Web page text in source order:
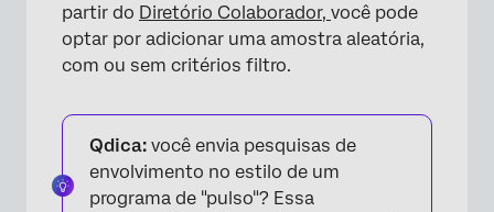
×
partir do Diretório Colaborador, você pode
optar por adicionar uma amostra aleatória,
com ou sem critérios filtro.
Qdica: você envia pesquisas de
envolvimento no estilo de um
programa de "pulso"? Essa